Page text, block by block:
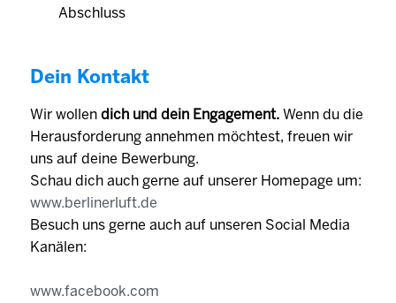
Abschluss
Dein Kontakt
Wir wollen dich und dein Engagement. Wenn du die
Herausforderung annehmen möchtest, freuen wir
uns auf deine Bewerbung.
Schau dich auch gerne auf unserer Homepage um:
www.berlinerluft.de
Besuch uns gerne auch auf unseren Social Media
Kanälen:
www.facebook.com